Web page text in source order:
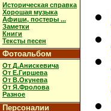
Историческая справка
Хорошая музыка
Афиши, постеры ...
Заметки
Книги
Тексты песен
Фотоальбом
От Д.Анискевича
От Е.Гиршева
От В.Окунева
От Я.Фролова
Разное
Персоналии